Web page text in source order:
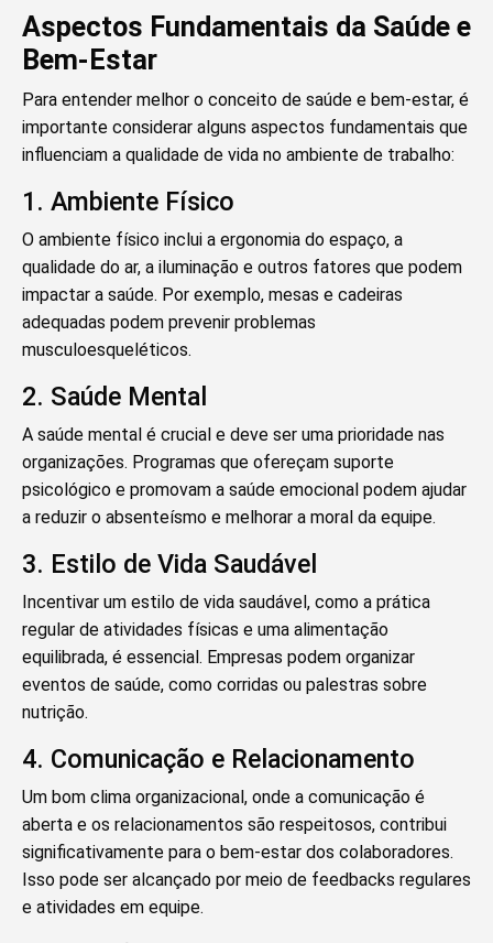
Aspectos Fundamentais da Saúde e
Bem-Estar
Para entender melhor o conceito de saúde e bem-estar, é
importante considerar alguns aspectos fundamentais que
influenciam a qualidade de vida no ambiente de trabalho:
1. Ambiente Físico
O ambiente físico inclui a ergonomia do espaço, a
qualidade do ar, a iluminação e outros fatores que podem
impactar a saúde. Por exemplo, mesas e cadeiras
adequadas podem prevenir problemas
musculoesqueléticos.
2. Saúde Mental
A saúde mental é crucial e deve ser uma prioridade nas
organizações. Programas que ofereçam suporte
psicológico e promovam a saúde emocional podem ajudar
a reduzir o absenteísmo e melhorar a moral da equipe.
3. Estilo de Vida Saudável
Incentivar um estilo de vida saudável, como a prática
regular de atividades físicas e uma alimentação
equilibrada, é essencial. Empresas podem organizar
eventos de saúde, como corridas ou palestras sobre
nutrição.
4. Comunicação e Relacionamento
Um bom clima organizacional, onde a comunicação é
aberta e os relacionamentos são respeitosos, contribui
significativamente para o bem-estar dos colaboradores.
Isso pode ser alcançado por meio de feedbacks regulares
e atividades em equipe.